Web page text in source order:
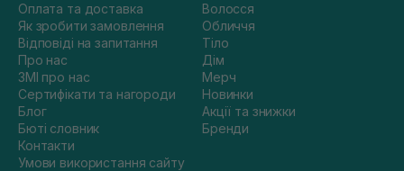
Оплата та доставка
Як зробити замовлення
Відповіді на запитання
Про нас
ЗМІ про нас
Сертифікати та нагороди
Блог
Бюті словник
Контакти
Умови використання сайту
Волосся
Обличчя
Тіло
Дім
Мерч
Новинки
Акції та знижки
Бренди